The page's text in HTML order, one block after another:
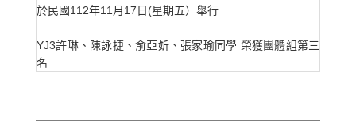
於民國112年11月17日(星期五）舉行
YJ3許琳、陳詠捷、俞亞妡、張家瑜同學 榮獲團體組第三
名